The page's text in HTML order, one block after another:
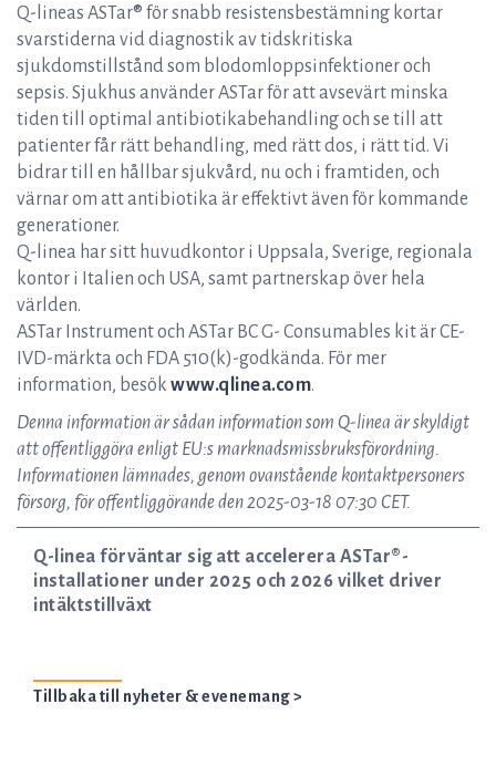
Q-lineas ASTar® för snabb resistensbestämning kortar
svarstiderna vid diagnostik av tidskritiska
sjukdomstillstånd som blodomloppsinfektioner och
sepsis. Sjukhus använder ASTar för att avsevärt minska
tiden till optimal antibiotikabehandling och se till att
patienter får rätt behandling, med rätt dos, i rätt tid. Vi
bidrar till en hållbar sjukvård, nu och i framtiden, och
värnar om att antibiotika är effektivt även för kommande
generationer.
Q-linea har sitt huvudkontor i Uppsala, Sverige, regionala
kontor i Italien och USA, samt partnerskap över hela
världen.
ASTar Instrument och ASTar BC G- Consumables kit är CE-
IVD-märkta och FDA 510(k)-godkända. För mer
information, besök www.qlinea.com.
Denna information är sådan information som Q-linea är skyldigt
att offentliggöra enligt EU:s marknadsmissbruksförordning.
Informationen lämnades, genom ovanstående kontaktpersoners
försorg, för offentliggörande den 2025-03-18 07:30 CET.
Q-linea förväntar sig att accelerera ASTar®-
installationer under 2025 och 2026 vilket driver
intäktstillväxt
Tillbaka till nyheter & evenemang >